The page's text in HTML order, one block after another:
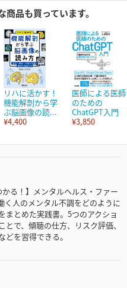
品も買っています。
リハに活かす！
機能解剖から学
ぶ脳画像の読...
¥4,400
医師による医師
のための
ChatGPT入門
¥3,850
る！】メンタルヘルス・ファー
く人のメンタル不調をどのように
まとめた実践書。5つのアクショ
で、傾聴の仕方、リスク評価、
を習得できる。